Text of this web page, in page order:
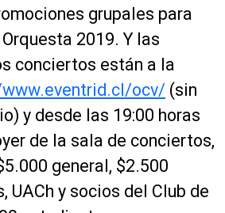
grupales para
2019. Y las
conciertos están a la
ocv/ (sin
y desde las 19:00 horas
de la sala de conciertos,
general, $2.500
UACh y socios del Club de